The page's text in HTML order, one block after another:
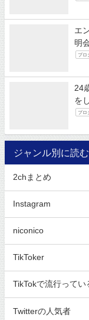
エ
明
プロ
24
を
プロ
ジャンル別に読む
2chまとめ
Instagram
niconico
TikToker
TikTokで流行ってい
Twitterの人気者